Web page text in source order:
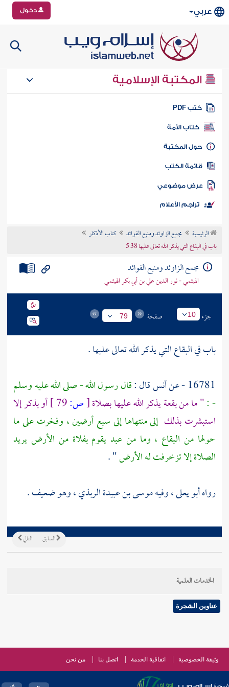
عربي دخول
المكتبة الإسلامية
كتب PDF
كتاب الأمة
المكتبة
الكتب
موضوعي
تراجم الأعلام
الرئيسية مجمع الزاوئد ومنبع الفوائد
كتاب الأذكار
باب في البقاع التي يذكر الله تعالى عليها 38 5
مجمع الزاوئد ومنبع الفوائد
الهيثمي - نور الدين علي بن أبي بكر الهيثمي
جزء 10 صفحة 79
باب في البقاع التي يذكر الله تعالى عليها .
16781 - عن
أنسقال :قال رسول الله - صلى الله عليه وسلم
- :" ما من بقعة يذكر الله عليها بصلاة[ص:
أو بذكر إلا
استبشرت بذلك إلى منتهاها إلى سبع أرضين ، وفخرت على ما
حولها من البقاع ، وما من عبد يقوم بفلاة من الأرض يريد
الصلاة إلا تزخرفت له الأرض" .
رواهأبو يعلى، وفيهموسى بن عبيدة الربذي، وهو ضعيف .
التالي السابق
الخدمات العلمية
عناوين الشجرة
وثيقة الخصوصية اتفاقية الخدمة اتصل بنا من نحن